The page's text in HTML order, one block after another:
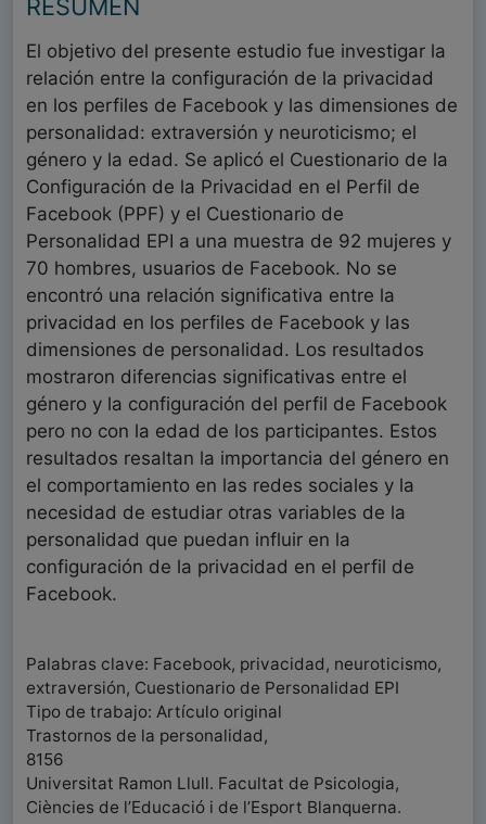
RESUMEN
El objetivo del presente estudio fue investigar la
relación entre la configuración de la privacidad
en los perfiles de Facebook y las dimensiones de
personalidad: extraversión y neuroticismo; el
género y la edad. Se aplicó el Cuestionario de la
Configuración de la Privacidad en el Perfil de
Facebook (PPF) y el Cuestionario de
Personalidad EPI a una muestra de 92 mujeres y
70 hombres, usuarios de Facebook. No se
encontró una relación significativa entre la
privacidad en los perfiles de Facebook y las
dimensiones de personalidad. Los resultados
mostraron diferencias significativas entre el
género y la configuración del perfil de Facebook
pero no con la edad de los participantes. Estos
resultados resaltan la importancia del género en
el comportamiento en las redes sociales y la
necesidad de estudiar otras variables de la
personalidad que puedan influir en la
configuración de la privacidad en el perfil de
Facebook.
Palabras clave: Facebook, privacidad, neuroticismo,
extraversión, Cuestionario de Personalidad EPI
Tipo de trabajo: Artículo original
Trastornos de la personalidad,
8156
Universitat Ramon Llull. Facultat de Psicologia,
Ciències de l’Educació i de l’Esport Blanquerna.